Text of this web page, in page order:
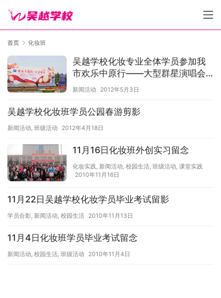
首页 化妆班
吴越学校化妆专业全体学员参加我
市欢乐中原行——大型群星演唱会
化妆造型活动
新闻活动 2012年5月3日
吴越学校化妆班学员公园春游剪影
新闻活动 班级活动 2012年4月18日
11月16日化妆班外创实习留念
化妆实践 新闻活动 校园生活 班级活动 课堂实践
2010年11月16日
11月22日吴越学校化妆学员毕业考试留影
学员合影 新闻活动 校园生活 2010年11月13日
11月4日化妆班学员毕业考试留念
新闻活动 校园生活 班级活动 2010年11月4日